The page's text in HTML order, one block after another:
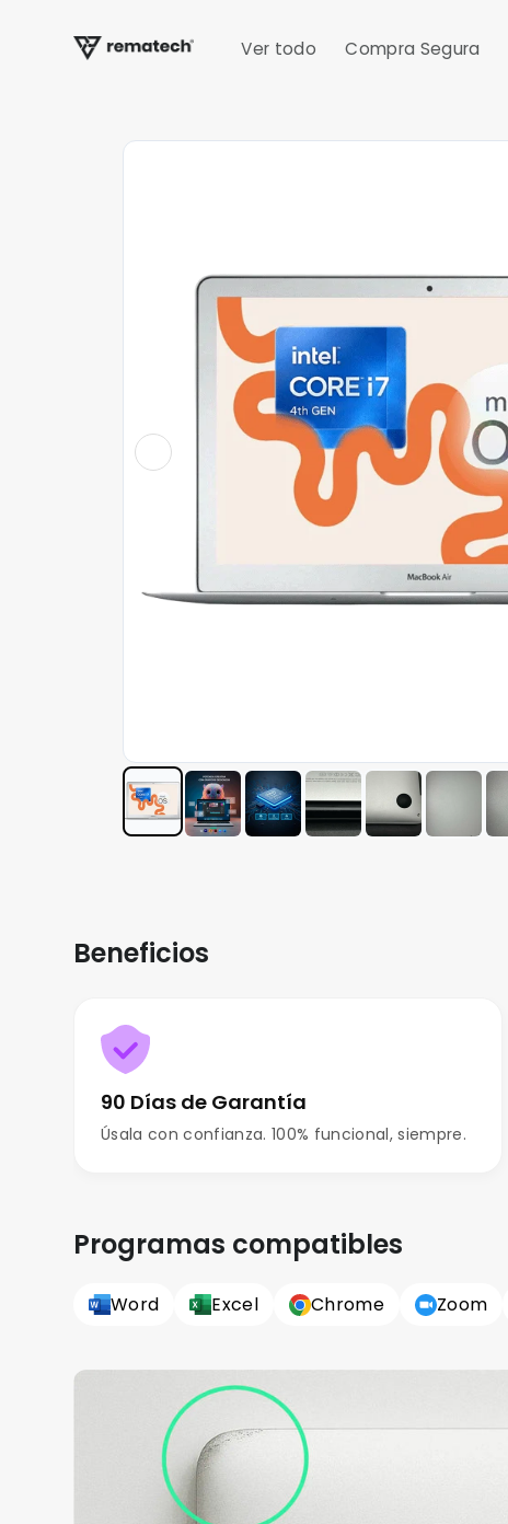
al contenido
Ver todo Compra Segura
Beneficios
90 Días de Garantía
Úsala con confianza. 100% funcional, siempre.
Programas compatibles
Word Excel Chrome Zoom